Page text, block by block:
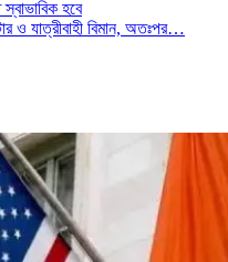
হবে
ও যাত্রীবাহী বিমান, অতঃপর…